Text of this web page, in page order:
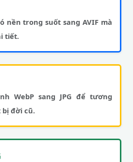
nền trong suốt sang AVIF mà
tiết.
WebP sang JPG để tương
đời cũ.